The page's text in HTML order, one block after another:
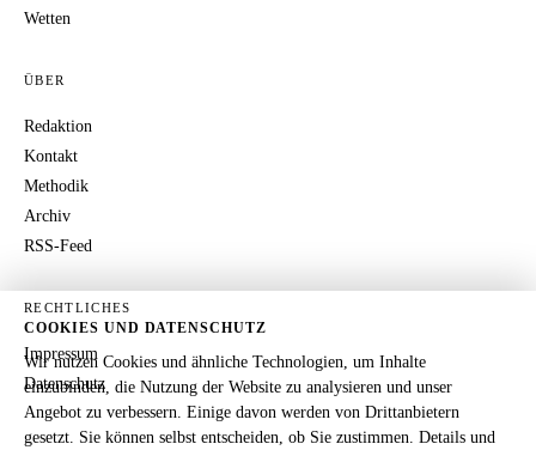
Wetten
ÜBER
Redaktion
Kontakt
Methodik
Archiv
RSS-Feed
RECHTLICHES
Impressum
Datenschutz
COOKIES UND DATENSCHUTZ
Wir nutzen Cookies und ähnliche Technologien, um Inhalte
einzubinden, die Nutzung der Website zu analysieren und unser
Angebot zu verbessern. Einige davon werden von Drittanbietern
gesetzt. Sie können selbst entscheiden, ob Sie zustimmen. Details und